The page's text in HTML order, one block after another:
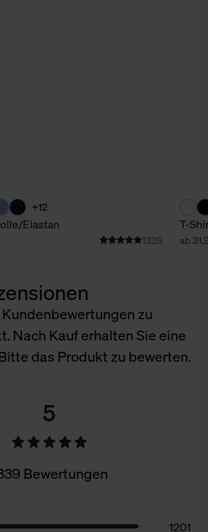
+12
Elastan
1339
T-
ab
zu
Nach Kauf erhalten Sie eine
das Produkt zu bewerten.
5
Bewertungen
1201